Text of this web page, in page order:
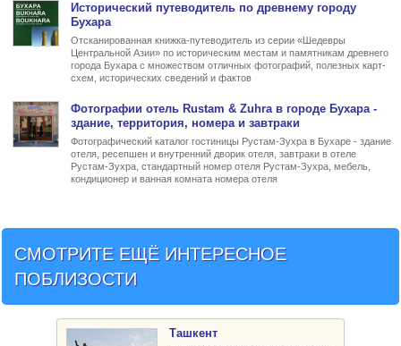
Исторический путеводитель по древнему городу
Бухара
Отсканированная книжка-путеводитель из серии «Шедевры
Центральной Азии» по историческим местам и памятникам древнего
города Бухара с множеством отличных фотографий, полезных карт-
схем, исторических сведений и фактов
Фотографии отель Rustam & Zuhra в городе Бухара-
здание, территория, номера и завтраки
Фотографический каталог гостиницы Рустам-Зухра в Бухаре - здание
отеля, ресепшен и внутренний дворик отеля, завтраки в отеле
Рустам-Зухра, стандартный номер отеля Рустам-Зухра, мебель,
кондиционер и ванная комната номера отеля
СМОТРИТЕ ЕЩЁ ИНТЕРЕСНОЕ
ПОБЛИЗОСТИ
Ташкент